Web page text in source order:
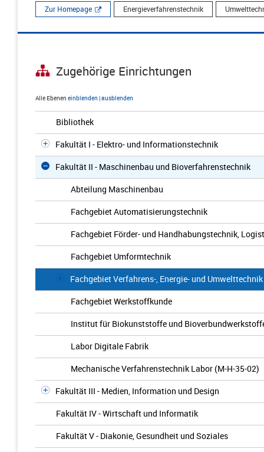
Zur Homepage Energieverfahrenstechnik
Zugehörige Einrichtungen
Alle Ebenen einblenden |ausblenden
Bibliothek
Fakultät I - Elektro- und Informationstechnik
Fakultät II - Maschinenbau und Bioverfahrenstechnik
Abteilung Maschinenbau
Fachgebiet Automatisierungstechnik
Fachgebiet Förder- und Handhabungstechnik,
Fachgebiet Umformtechnik
Fachgebiet Verfahrens-, Energie- und Umwelttechnik
Fachgebiet Werkstoffkunde
Institut für Biokunststoffe und
Labor Digitale Fabrik
Mechanische Verfahrenstechnik Labor (M-H-35-02)
Fakultät III - Medien, Information und Design
Fakultät IV - Wirtschaft und Informatik
Fakultät V - Diakonie, Gesundheit und Soziales